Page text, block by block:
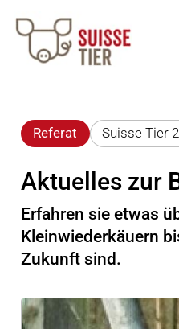
Referat Suisse Tier
Aktuelles zur
Erfahren sie etwas
Kleinwiederkäuern
Zukunft sind.